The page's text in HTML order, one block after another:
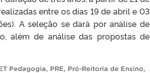
entre os dias 19 de abril e 03
A seleção se dará por análise de
além de análise das propostas de
Pedagogia, PRE, Pró-Reitoria de Ensino,